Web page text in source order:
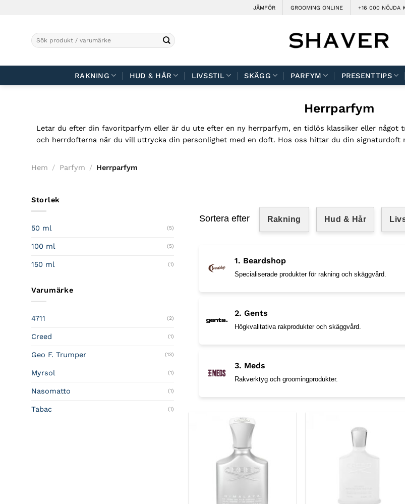
JÄMFÖR GROOMING ONLINE +16 000 NÖJDA
Sök
efter:
RAKNING HUD & HÅR LIVSSTIL SKÄGG PARFYM PRESENTTIPS
Herrparfym
Letar du efter din favoritparfym eller är du ute efter en ny herrparfym, en tidlös klassiker eller något
och herrdofterna när du vill uttrycka din personlighet med en doft. Hos oss hittar du din
Hem / Parfym / Herrparfym
Storlek
50 ml (5)
100 ml (5)
150 ml (1)
Varumärke
4711 (2)
Creed (1)
Geo F. Trumper (13)
Myrsol (1)
Nasomatto (1)
Tabac (1)
Sortera efter Rakning Hud & Hår
1. Beardshop
Specialiserade produkter för rakning och skäggvård.
2. Gents
Högkvalitativa rakprodukter och skäggvård.
3. Meds
Rakverktyg och groomingprodukter.